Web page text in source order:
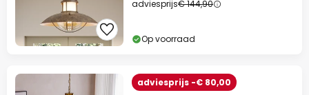
adviesprijs€ 144,90
Op voorraad
adviesprijs -€ 80,00